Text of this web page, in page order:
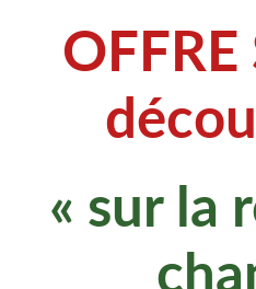
OFFRE
« sur la